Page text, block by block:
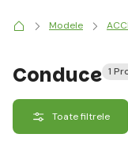
Modele
Conduce 1
Toate filtrele